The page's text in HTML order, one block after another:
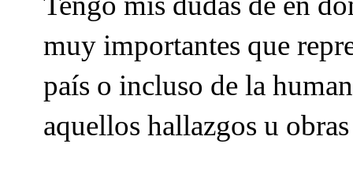
muy importantes que
país o incluso de la
aquellos hallazgos u